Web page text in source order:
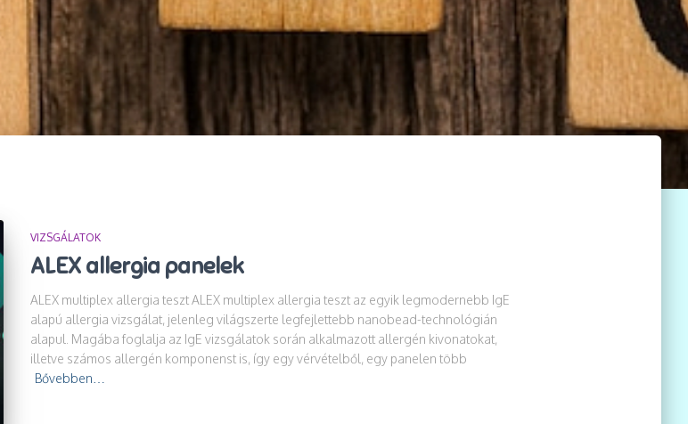
VIZSGÁLATOK
ALEX allergia panelek
ALEX multiplex allergia teszt ALEX multiplex allergia teszt az egyik legmodernebb IgE
alapú allergia vizsgálat, jelenleg világszerte legfejlettebb nanobead-technológián
alapul. Magába foglalja az IgE vizsgálatok során alkalmazott allergén kivonatokat,
illetve számos allergén komponenst is, így egy vérvételből, egy panelen több
Bővebben…